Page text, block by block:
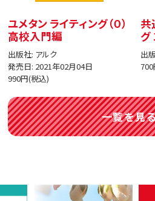
ユメタン ライティング（０）
高校入門編
出版社: アルク
発売日: 2021年02月04日
990円(税込)
共
グ
出
一覧を見